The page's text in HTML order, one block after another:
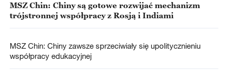
MSZ Chin: Chiny są gotowe rozwijać mechanizm
trójstronnej współpracy z Rosją i Indiami
MSZ Chin: Chiny zawsze sprzeciwiały się upolitycznieniu
współpracy edukacyjnej